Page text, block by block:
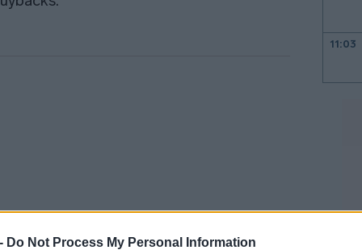
Do Not Process My Personal Information
11:03